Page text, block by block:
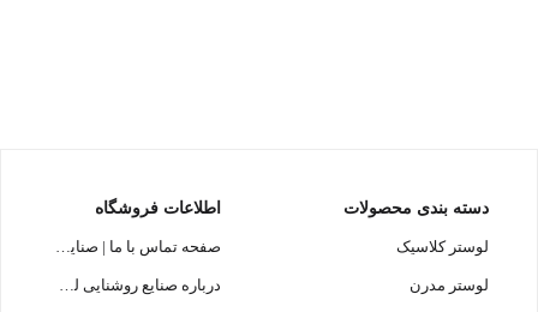
دسته بندی محصولات
لوستر کلاسیک
لوستر مدرن
اطلاعات فروشگاه